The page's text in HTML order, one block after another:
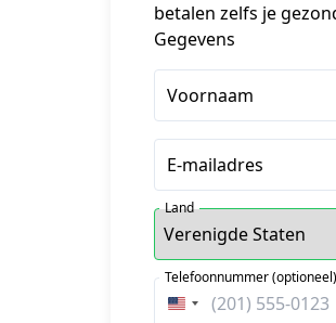
betalen zelfs je
Gegevens
Voornaam
E-mailadres
Land
Verenigde
Telefoonnummer (optioneel)